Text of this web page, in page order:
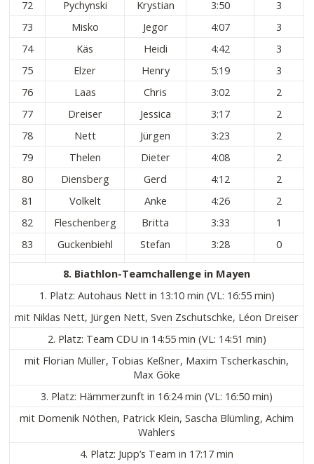
72 Pychynski Krystian 3:50
3
73
Misko Jegor 4:07
3
74
Käs Heidi 4:42
3
75
Elzer Henry 5:19
3
76
Laas Chris 3:02
2
77
Dreiser Jessica 3:17
2
78
Nett Jürgen 3:23
2
79
Thelen Dieter 4:08
2
80
Diensberg Gerd 4:12
2
81
Volkelt Anke 4:26
2
82
Fleschenberg Britta 3:33
1
83
Guckenbiehl Stefan 3:28 0
8. Biathlon-Teamchallenge in Mayen
1. Platz: Autohaus Nett in 13:10 min (VL: 16:55 min)
mit Niklas Nett, Jürgen Nett, Sven Zschutschke, Léon Dreiser
2. Platz: Team CDU in 14:55 min (VL: 14:51 min)
mit Florian Müller, Tobias Keßner, Maxim Tscherkaschin,
Max Göke
3. Platz: Hämmerzunft in 16:24 min (VL: 16:50 min)
mit Domenik Nöthen, Patrick Klein, Sascha Blümling, Achim
Wahlers
4. Platz: Jupp’s Team in 17:17 min